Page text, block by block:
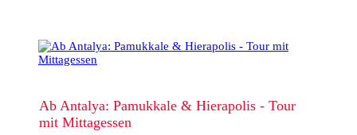
Ab Antalya: Pamukkale & Hierapolis - Tour
mit Mittagessen